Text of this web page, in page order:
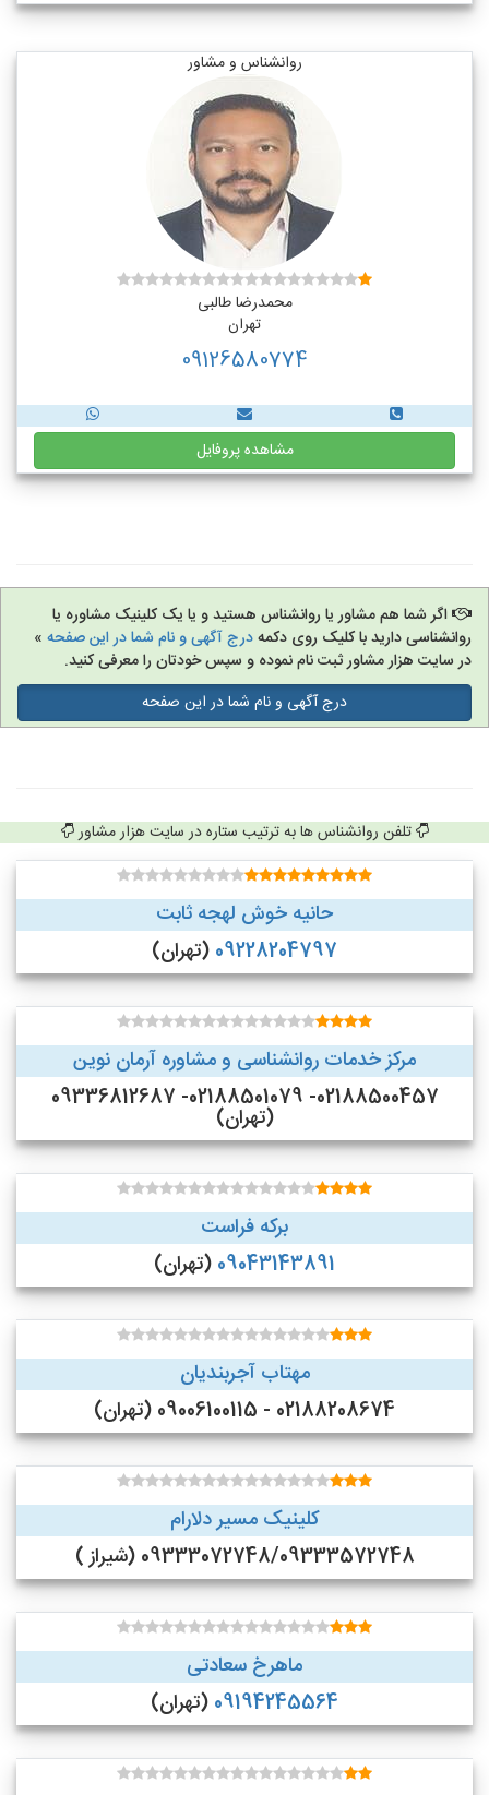
روانشناس و مشاور
محمدرضا طالبی
تهران
09126580774
مشاهده پروفایل
اگر شما هم مشاور یا روانشناس هستید و یا یک کلینیک مشاوره یا
روانشناسی دارید با کلیک روی دکمهدرج آگهی و نام شما در این صفحه »
در سایت هزار مشاور ثبت نام نموده و سپس خودتان را معرفی کنید.
درج آگهی و نام شما در این صفحه
تلفن روانشناس ها به ترتیب ستاره در سایت هزار مشاور
حانیه خوش لهجه ثابت
09228204797 (تهران)
مرکز خدمات روانشناسی و مشاوره آرمان نوین
02188500457- 02188501079- 09336812687
(تهران)
برکه فراست
09043143891 (تهران)
مهتاب آجربندیان
02188208674 - 09006100115 (تهران)
کلینیک مسیر دلارام
09333072748/09333572748 (شیراز )
ماهرخ سعادتی
09194245564 (تهران)